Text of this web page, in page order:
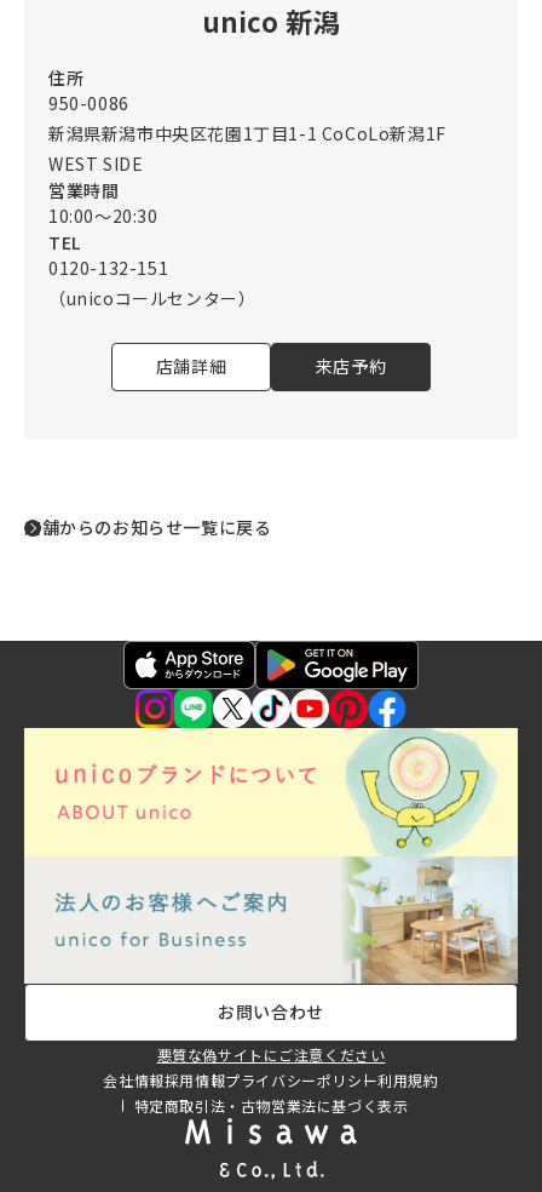
unico 新潟
住所
950-0086
新潟県新潟市中央区花園1丁目1-1 CoCoLo新潟1F
WEST SIDE
営業時間
10:00～20:30
TEL
0120-132-151
（unicoコールセンター）
店舗詳細 来店予約
店舗からのお知らせ一覧に戻る
お問い合わせ
悪質な偽サイトにご注意ください
会社情報採用情報プライバシーポリシー利用規約
特定商取引法・古物営業法に基づく表示